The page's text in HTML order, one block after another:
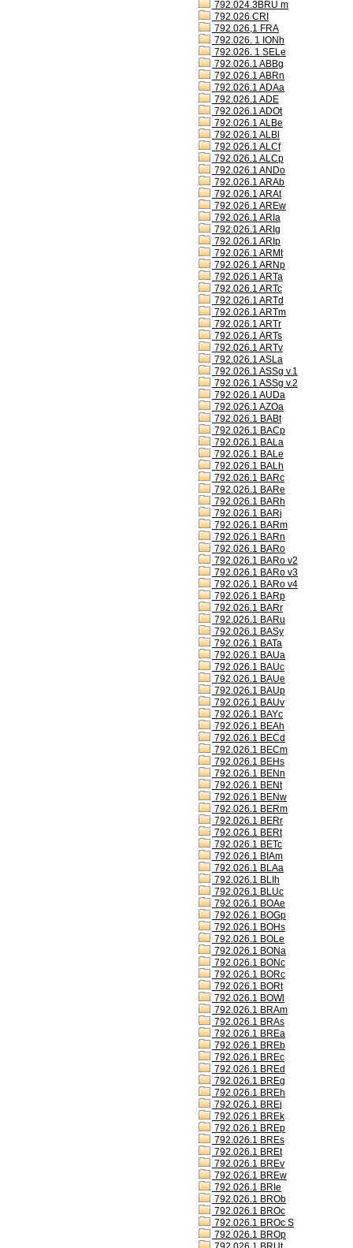
792.024.3BRU m
792.026 CRI
792.026,1 FRA
792.026. 1 IONh
792.026. 1 SELe
792.026.1 ABBg
792.026.1 ABRn
792.026.1 ADAa
792.026.1 ADE
792.026.1 ADOt
792.026.1 ALBe
792.026.1 ALBl
792.026.1 ALCf
792.026.1 ALCp
792.026.1 ANDo
792.026.1 ARAb
792.026.1 ARAt
792.026.1 AREw
792.026.1 ARIa
792.026.1 ARIg
792.026.1 ARIp
792.026.1 ARMt
792.026.1 ARNp
792.026.1 ARTa
792.026.1 ARTc
792.026.1 ARTd
792.026.1 ARTm
792.026.1 ARTr
792.026.1 ARTs
792.026.1 ARTv
792.026.1 ASLa
792.026.1 ASSg v.1
792.026.1 ASSg v.2
792.026.1 AUDa
792.026.1 AZOa
792.026.1 BABt
792.026.1 BACp
792.026.1 BALa
792.026.1 BALe
792.026.1 BALh
792.026.1 BARc
792.026.1 BARe
792.026.1 BARh
792.026.1 BARj
792.026.1 BARm
792.026.1 BARn
792.026.1 BARo
792.026.1 BARo v2
792.026.1 BARo v3
792.026.1 BARo v4
792.026.1 BARp
792.026.1 BARr
792.026.1 BARu
792.026.1 BASy
792.026.1 BATa
792.026.1 BAUa
792.026.1 BAUc
792.026.1 BAUe
792.026.1 BAUp
792.026.1 BAUv
792.026.1 BAYc
792.026.1 BEAh
792.026.1 BECd
792.026.1 BECm
792.026.1 BEHs
792.026.1 BENn
792.026.1 BENt
792.026.1 BENw
792.026.1 BERm
792.026.1 BERr
792.026.1 BERt
792.026.1 BETc
792.026.1 BIAm
792.026.1 BLAa
792.026.1 BLIh
792.026.1 BLUc
792.026.1 BOAe
792.026.1 BOGp
792.026.1 BOHs
792.026.1 BOLe
792.026.1 BONa
792.026.1 BONc
792.026.1 BORc
792.026.1 BORt
792.026.1 BOWl
792.026.1 BRAm
792.026.1 BRAs
792.026.1 BREa
792.026.1 BREb
792.026.1 BREc
792.026.1 BREd
792.026.1 BREg
792.026.1 BREh
792.026.1 BREj
792.026.1 BREk
792.026.1 BREp
792.026.1 BREs
792.026.1 BREt
792.026.1 BREv
792.026.1 BREw
792.026.1 BRIe
792.026.1 BROb
792.026.1 BROc
792.026.1 BROc S
792.026.1 BROp